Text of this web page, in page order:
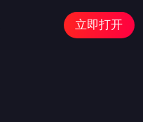
立即打开